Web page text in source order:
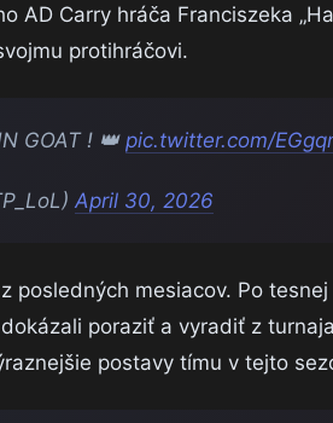
AD Carry hráča Franciszeka
protihráčovi.
GOAT ! 👑 pic.twitter.com/
April 30, 2026
posledných mesiacov. Po
poraziť a vyradiť z
postavy tímu v tejto